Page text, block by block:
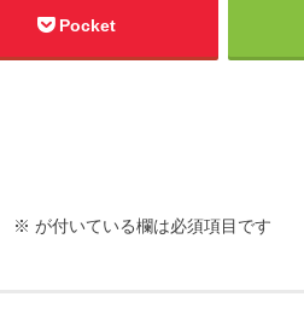
Pocket
※ が付いている欄は必須項目です